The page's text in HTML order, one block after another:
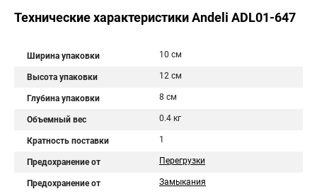
Технические характеристики Andeli ADL01-647
Ширина упаковки 10 см
Высота упаковки 12 см
Глубина упаковки 8 см
Объемный вес 0.4 кг
Кратность поставки 1
Предохранение от Перегрузки
Предохранение от Замыкания